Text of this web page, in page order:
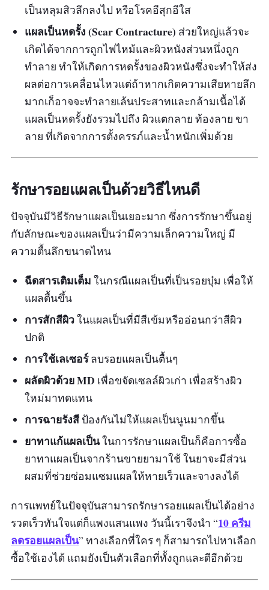
เป็นหลุมสิวลึกลงไป หรือโรคอีสุกอีใส
แผลเป็นหดรั้ง (Scar Contracture) ส่วยใหญ่แล้วจะ
เกิดได้จากการถูกไฟไหม้และผิวหนังส่วนหนึ่งถูก
ทำลาย ทำให้เกิดการหดรั้งของผิวหนังซึ่งจะทำให้ส่ง
ผลต่อการเคลื่อนไหวแต่ถ้าหากเกิดความเสียหายลึก
มากเก็อาจจะทำลายเล้นประสาทและกล้ามเนื้อได้
แผลเป็นหดรั้งยังรวมไปถึง ผิวแตกลาย ท้องลาย ขา
ลาย ที่เกิดจากการตั้งครรภ์และน้ำหนักเพิ่มด้วย
รักษารอยแผลเป็นด้วยวิธีไหนดี
ปัจจุบันมีวิธีรักษาแผลเป็นเยอะมาก ซึ่งการรักษาขึ้นอยู่
กับลักษณะของแผลเป็นว่ามีความเล็กความใหญ่ มี
ความตื้นลึกขนาดไหน
ฉีดสารเติมเต็ม ในกรณีแผลเป็นที่เป็นรอยบุ๋ม เพื่อให้
แผลตื้นขึ้น
การสักสีผิวในแผลเป็นที่มีสีเข้มหรืออ่อนกว่าสีผิว
ปกติ
การใช้เลเซอร์ลบรอยแผลเป็นตื้นๆ
ผลัดผิวด้วย MD เพื่อขจัดเซลล์ผิวเก่า เพื่อสร้างผิว
ใหม่มาทดแทน
การฉายรังสีป้องกันไม่ให้แผลเป็นนูนมากขึ้น
ยาทาแก้แผลเป็นในการรักษาแผลเป็นก็คือการซื้อ
ยาทาแผลเป็นจากร้านขายยามาใช้ ในยาจะมีส่วน
ผสมที่ช่วยซ่อมแซมแผลให้หายเร็วและจางลงได้
การแพทย์ในปัจจุบันสามารถรักษารอยแผลเป็นได้อย่าง
รวดเร็วทันใจแต่ก็แพงแสนแพง วันนี้เราจึงนำ “10 ครีม
ลดรอยแผลเป็น” ทางเลือกที่ใคร ๆ ก็สามารถไปหาเลือก
ซื้อใช้เองได้ แถมยังเป็นตัวเลือกที่ทั้งถูกและดีอีกด้วย